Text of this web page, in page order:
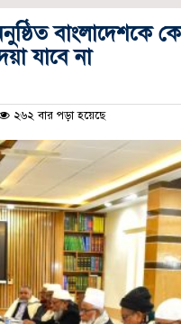
বাংলাদেশকে
যাবে না
২৬২ বার পড়া হয়েছে